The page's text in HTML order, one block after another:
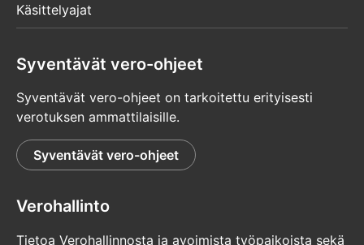
Käsittelyajat
Syventävät vero-ohjeet
Syventävät vero-ohjeet on tarkoitettu erityisesti
verotuksen ammattilaisille.
Syventävät vero-ohjeet
Verohallinto
Tietoa Verohallinnosta ja avoimista työpaikoista sekä